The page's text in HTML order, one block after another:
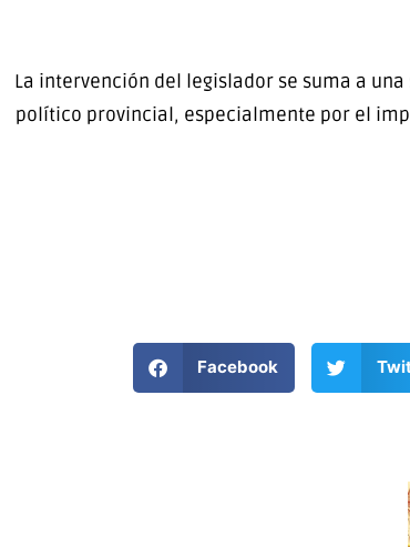
La intervención del legislador se suma a
político provincial, especialmente por el
Facebook